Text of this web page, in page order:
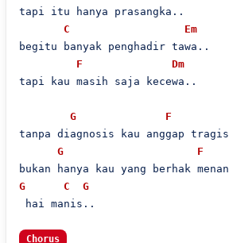
tapi itu hanya prasangka..
C
Em
begitu banyak penghadir tawa..
F
Dm
tapi kau masih saja kecewa..
G
F
tanpa diagnosis kau anggap tragis
G
F
G
C
G
hai manis..
Chorus